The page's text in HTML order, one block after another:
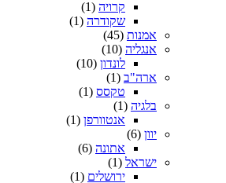
קרויה (1)
שקודרה (1)
אמנות (45)
אנגליה (10)
לונדון (10)
ארה"ב (1)
טקסס (1)
בלגיה (1)
אנטוורפן (1)
יוון (6)
אתונה (6)
ישראל (1)
ירושלים (1)